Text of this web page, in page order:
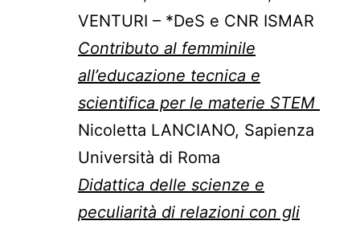
VENTURI – *DeS e CNR ISMAR
Contributo al femminile
all’educazione tecnica e
scientifica per le materie STEM
Nicoletta LANCIANO, Sapienza
Università di Roma
Didattica delle scienze e
peculiarità di relazioni con gli